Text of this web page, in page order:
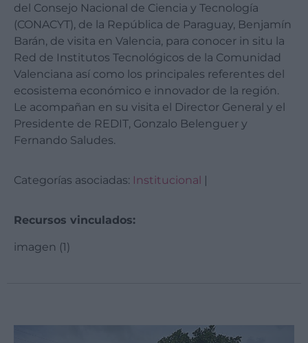
del Consejo Nacional de Ciencia y Tecnología
(CONACYT), de la República de Paraguay, Benjamín
Barán, de visita en Valencia, para conocer in situ la
Red de Institutos Tecnológicos de la Comunidad
Valenciana así como los principales referentes del
ecosistema económico e innovador de la región.
Le acompañan en su visita el Director General y el
Presidente de REDIT, Gonzalo Belenguer y
Fernando Saludes.
Categorías asociadas: Institucional |
Recursos vinculados:
imagen (1)